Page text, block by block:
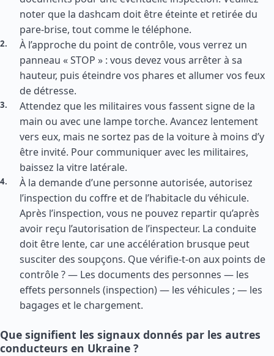
noter que la dashcam doit être éteinte et retirée du
pare-brise, tout comme le téléphone.
À l’approche du point de contrôle, vous verrez un
panneau « STOP » : vous devez vous arrêter à sa
hauteur, puis éteindre vos phares et allumer vos feux
de détresse.
Attendez que les militaires vous fassent signe de la
main ou avec une lampe torche. Avancez lentement
vers eux, mais ne sortez pas de la voiture à moins d’y
être invité. Pour communiquer avec les militaires,
baissez la vitre latérale.
À la demande d’une personne autorisée, autorisez
l’inspection du coffre et de l’habitacle du véhicule.
Après l’inspection, vous ne pouvez repartir qu’après
avoir reçu l’autorisation de l’inspecteur. La conduite
doit être lente, car une accélération brusque peut
susciter des soupçons. Que vérifie-t-on aux points de
contrôle ? — Les documents des personnes — les
effets personnels (inspection) — les véhicules ; — les
bagages et le chargement.
Que signifient les signaux donnés par les autres
conducteurs en Ukraine ?